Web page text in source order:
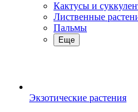
Кактусы и
Лиственные
Пальмы
Еще
Экзотические растения